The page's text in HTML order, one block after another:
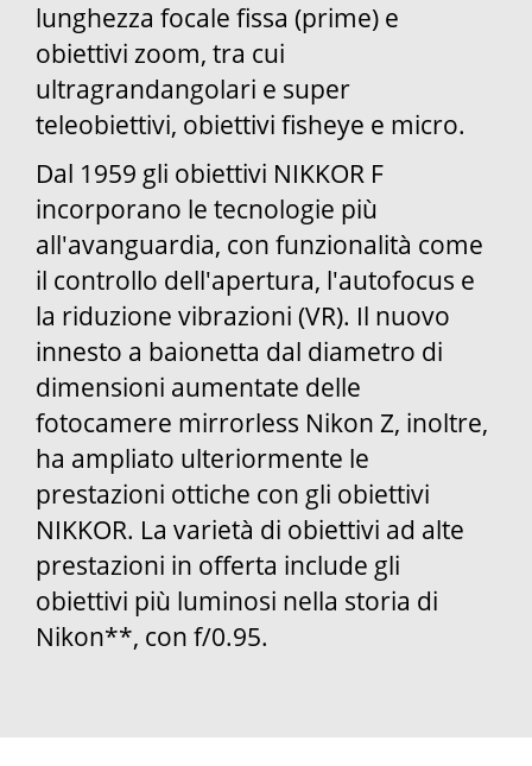
lunghezza focale fissa (prime) e
obiettivi zoom, tra cui
ultragrandangolari e super
teleobiettivi, obiettivi fisheye e micro.
Dal 1959 gli obiettivi NIKKOR F
incorporano le tecnologie più
all'avanguardia, con funzionalità come
il controllo dell'apertura, l'autofocus e
la riduzione vibrazioni (VR). Il nuovo
innesto a baionetta dal diametro di
dimensioni aumentate delle
fotocamere mirrorless Nikon Z, inoltre,
ha ampliato ulteriormente le
prestazioni ottiche con gli obiettivi
NIKKOR. La varietà di obiettivi ad alte
prestazioni in offerta include gli
obiettivi più luminosi nella storia di
Nikon**, con f/0.95.